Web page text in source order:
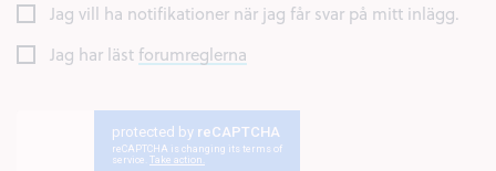
Jag vill ha notifikationer när jag får svar på mitt inlägg.
Jag har läst forumreglerna